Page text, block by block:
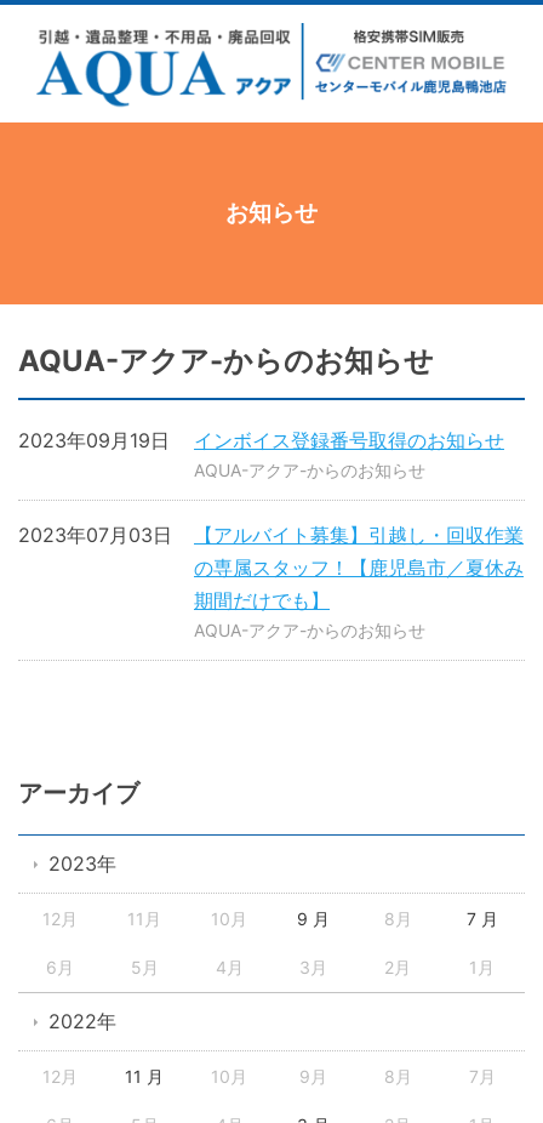
お知らせ
AQUA-アクア-からのお知らせ
インボイス登録番号取得のお知らせ
2023年09月19日
AQUA-アクア-からのお知らせ
【アルバイト募集】引越し・回収作業
の専属スタッフ！【鹿児島市／夏休み
期間だけでも】
2023年07月03日
AQUA-アクア-からのお知らせ
アーカイブ
2023年
12月 11月 10月 9 月 8月 7 月
6月 5月 4月 3月 2月 1月
2022年
12月 11 月 10月 9月 8月 7月